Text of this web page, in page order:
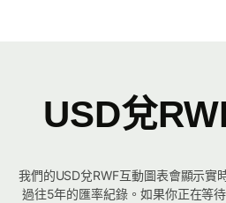
USD兌
我們的USD兌RWF互動圖表會顯示實
過往5年的匯率紀錄。如果你正在等